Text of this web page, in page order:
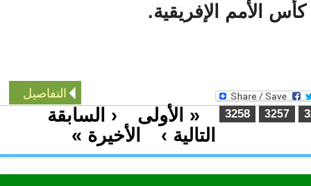
الأمم الإفريقية.
التفاصيل
« الأولى ‹ السابقة 3257
3258
التالية › الأخيرة »